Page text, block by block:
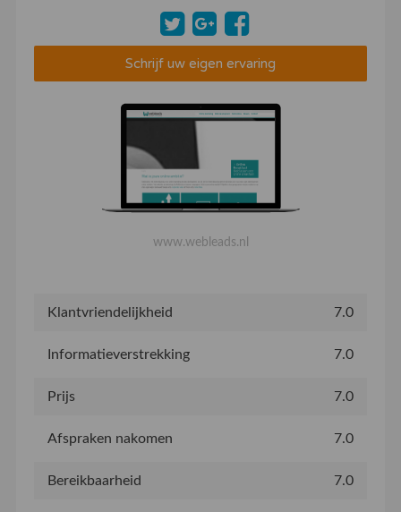
Schrijf uw eigen ervaring
www.webleads.nl
Klantvriendelijkheid 7.0
Informatieverstrekking 7.0
Prijs 7.0
Afspraken nakomen 7.0
Bereikbaarheid 7.0